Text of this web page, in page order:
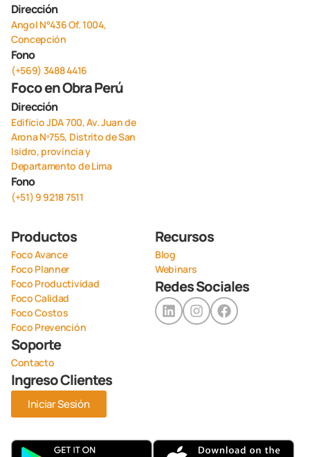
Dirección
Angol N°436 Of. 1004,
Concepción
Fono
(+569) 3488 4416
Foco en Obra Perú
Dirección
Edificio JDA 700, Av. Juan de
Arona Nº755, Distrito de San
Isidro, provincia y
Departamento de Lima
Fono
(+51) 9 9218 7511
Productos
Foco Avance
Foco Planner
Foco Productividad
Foco Calidad
Foco Costos
Foco Prevención
Soporte
Contacto
Ingreso Clientes
Iniciar Sesión
Recursos
Blog
Webinars
Redes Sociales